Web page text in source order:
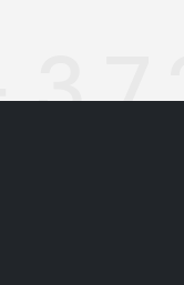
SVĚTLÝ/TMAVÝ REŽIM